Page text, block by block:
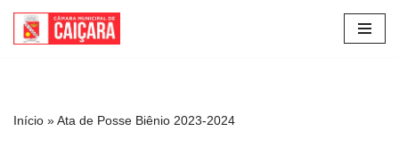
Pular
Início »Ata de Posse Biênio 2023-2024